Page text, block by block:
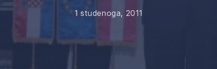
1 studenoga, 2011